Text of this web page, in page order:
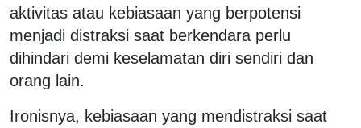
aktivitas atau kebiasaan yang berpotensi
menjadi distraksi saat berkendara perlu
dihindari demi keselamatan diri sendiri dan
orang lain.
Ironisnya, kebiasaan yang mendistraksi saat